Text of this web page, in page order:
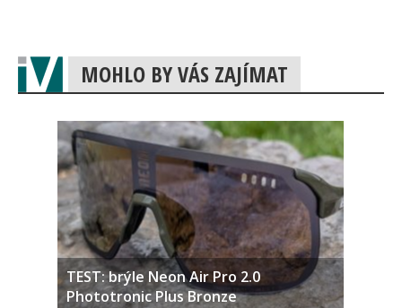
MOHLO BY VÁS ZAJÍMAT
TEST: brýle Neon Air Pro 2.0
Phototronic Plus Bronze